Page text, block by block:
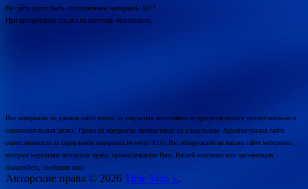
На сайте могут быть опубликованы материалы 18+!
При цитировании ссылка на источник обязательна.
Все материалы на данном сайте взяты из открытых источников и предоставляются исключительно в
ознакомительных целях. Права на материалы принадлежат их владельцам. Администрация сайта
ответственности за содержание материала не несет. Если Вы обнаружили на нашем сайте материалы,
которые нарушают авторские права, принадлежащие Вам, Вашей компании или организации,
пожалуйста, сообщите нам.
Авторские права © 2026 Time Men`s..